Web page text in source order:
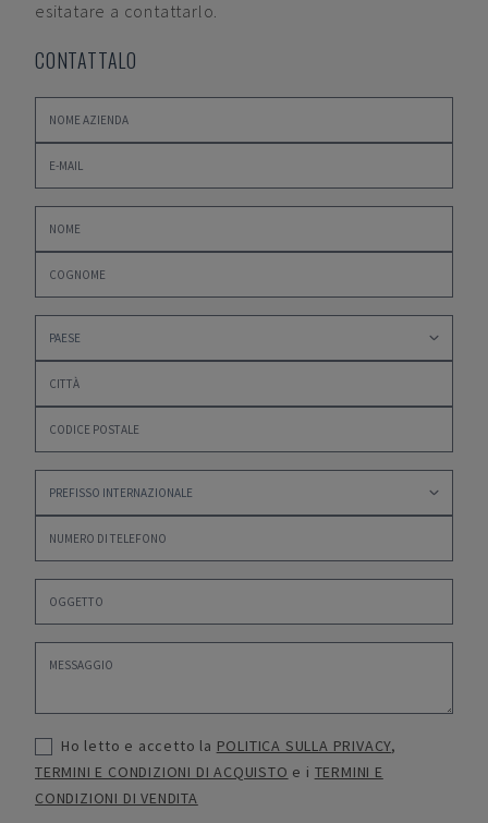
esitatare a contattarlo.
CONTATTALO
Ho letto e accetto la POLITICA SULLA PRIVACY,
TERMINI E CONDIZIONI DI ACQUISTO e i TERMINI E
CONDIZIONI DI VENDITA